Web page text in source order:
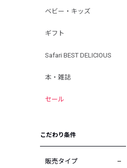
ベビー・キッズ
ギフト
Safari BEST DELICIOUS
本・雑誌
セール
こだわり条件
販売タイプ